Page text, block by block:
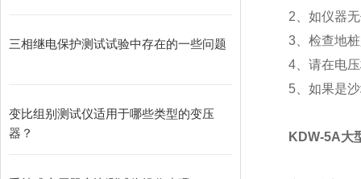
三相继电保护测试试验中存在的一些问题
变比组别测试仪适用于哪些类型的变压
器？
2、如仪器
3、检查地
4、请在电
5、如果是
KDW-5A大